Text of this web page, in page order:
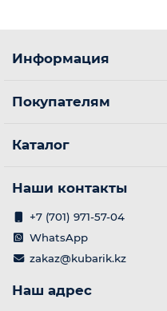
Информация
Покупателям
Каталог
Наши контакты
+7 (701) 971-57-04
WhatsApp
zakaz@kubarik.kz
Наш адрес